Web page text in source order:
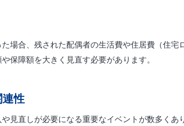
場合、残された配偶者の生活費や住居費（住
保障額を大きく見直す必要があります。
性
見直しが必要になる重要なイベントが数多くあ